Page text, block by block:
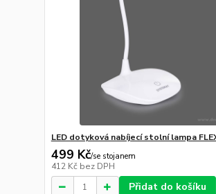
LED dotyková nabíjecí stolní lampa
499 Kč/se stojanem
412 Kč bez DPH
Přidat do košíku